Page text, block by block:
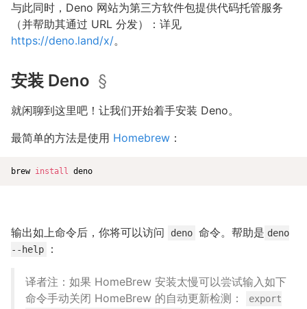
与此同时，Deno 网站为第三方软件包提供代码托管服务
（并帮助其通过 URL 分发）：详见
https://deno.land/x/。
安装 Deno §
就闲聊到这里吧！让我们开始着手安装 Deno。
最简单的方法是使用 Homebrew ：
brew install
输出如上命令后，你将可以访问 deno 命令。帮助是 deno
--help
：
译者注：如果 HomeBrew 安装太慢可以尝试输入如下
命令手动关闭 HomeBrew 的自动更新检测：
export